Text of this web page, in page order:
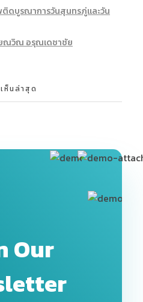
ดบูรณาการวันสุนทรภู่และวัน
ณวิณ อรุณเดชาชัย
ห็นล่าสุด
Our